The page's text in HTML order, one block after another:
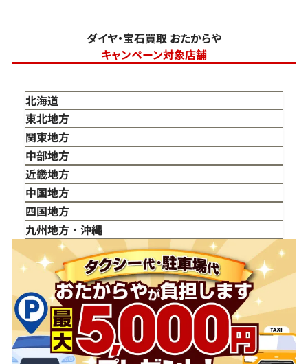
ダイヤ・宝石買取 おたからや
キャンペーン対象店舗
北海道
東北地方
青森県
岩手県
宮城県
秋田県
山形県
福島県
関東地方
東京都
神奈川県
埼玉県
千葉県
茨城県
栃木県
群馬県
中部地方
新潟県
富山県
石川県
山梨県
長野県
岐阜県
静岡県
愛知県
近畿地方
三重県
滋賀県
京都府
大阪府
兵庫県
奈良県
和歌山県
中国地方
鳥取県
島根県
岡山県
広島県
山口県
四国地方
徳島県
香川県
愛媛県
九州地方・沖縄
福岡県
佐賀県
長崎県
熊本県
大分県
宮崎県
鹿児島県